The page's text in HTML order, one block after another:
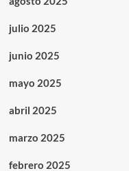
julio 2025
junio 2025
mayo 2025
abril 2025
marzo 2025
febrero 2025